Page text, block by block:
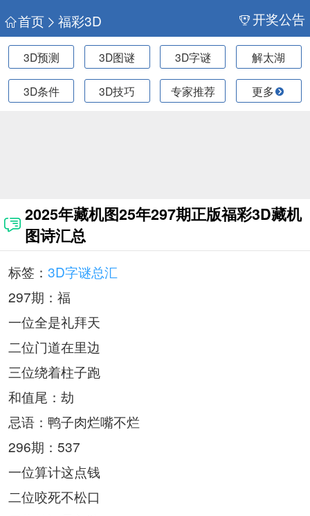
首页 福彩3D 开奖公告
3D预测 3D图谜 3D字谜 解太湖
3D条件 3D技巧 专家推荐 更多
2025年藏机图25年297期正版福彩3D藏机
图诗汇总
标签： 3D字谜总汇
297期：福
一位全是礼拜天
二位门道在里边
三位绕着柱子跑
和值尾：劫
忌语：鸭子肉烂嘴不烂
296期：537
一位算计这点钱
二位咬死不松口